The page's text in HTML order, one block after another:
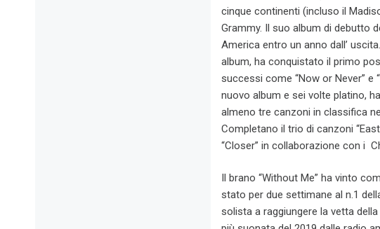
cinque continenti (incluso il
Grammy. Il suo album di debutto
America entro un anno dall’
album, ha conquistato il primo
successi come “Now or Never” e
nuovo album e sei volte platino,
almeno tre canzoni in classifica
Completano il trio di canzoni
“Closer” in collaborazione con i
Il brano “Without Me” ha vinto
stato per due settimane al n.1
solista a raggiungere la vetta